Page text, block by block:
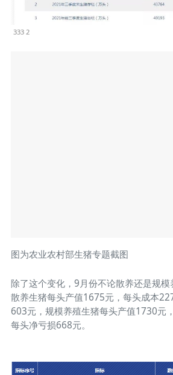
333 2
图为农业农村部生猪专题截图
除了这个变化，9月份不论散养还是规模
散养生猪每头产值1675元，每头成本
603元，规模养殖生猪每头产值1730元
每头净亏损668元。